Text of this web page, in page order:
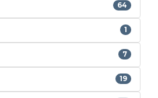
64
1
7
19